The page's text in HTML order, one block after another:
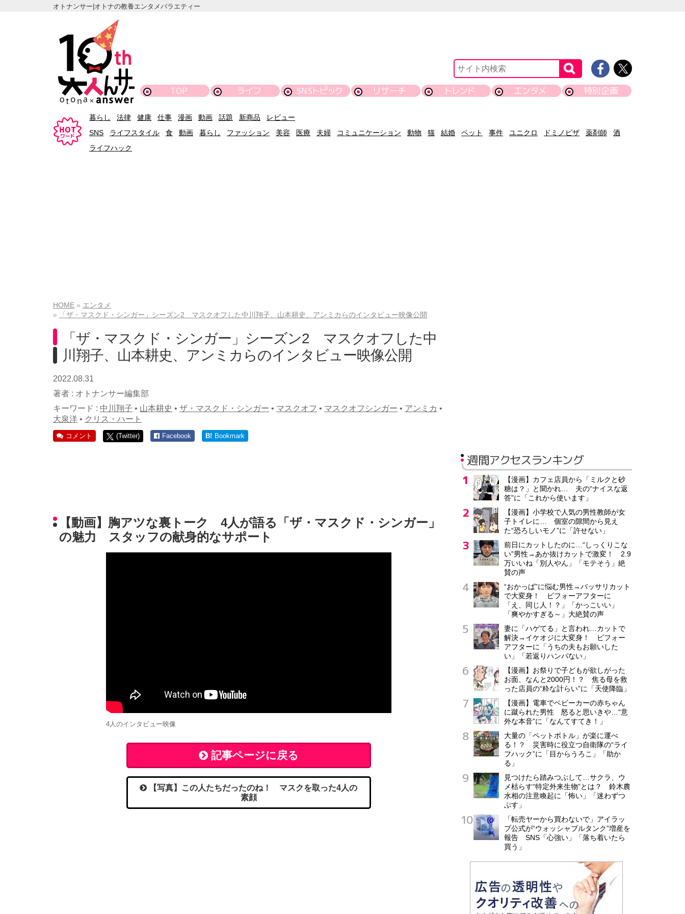
オトナンサー|オトナの教養エンタメバラエティー
TOP ライフ SNSトピック リサーチ トレンド エンタメ 特別企画
暮らし 法律 健康 仕事 漫画 動画 話題 新商品
レビュー
SNS
ライフスタイル 食 動画 暮らし ファッション 美容 医療 夫婦 コミュニケーション 動物 猫 結婚 ペット 事件 ユニクロ ドミノピザ 薬剤師
酒
ライフハック
HOME
エンタメ
「ザ・マスクド・シンガー」シーズン2 マスクオフした中川翔子、山本耕史、アンミカらのインタビュー映像公開
「ザ・マスクド・シンガー」シーズン2 マスクオフした中
川翔子、山本耕史、アンミカらのインタビュー映像公開
2022.08.31
著者 : オトナンサー編集部
キーワード : 中川翔子 • 山本耕史 • ザ・マスクド・シンガー • マスクオフ • マスクオフシンガー • アンミカ •
大泉洋 • クリス・ハート
コメント (Twitter) Facebook B! Bookmark
【動画】胸アツな裏トーク 4人が語る「ザ・マスクド・シンガー」
の魅力 スタッフの献身的なサポート
4人のインタビュー映像
記事ページに戻る
【写真】この人たちだったのね！ マスクを取った4人の
素顔
週間アクセスランキング
【漫画】カフェ店員から「ミルクと砂
糖は？」と聞かれ… 夫の“ナイスな返
答”に「これから使います」
【漫画】小学校で人気の男性教師が女
子トイレに… 個室の隙間から見え
た“恐ろしいモノ”に「許せない」
前日にカットしたのに…“しっくりこな
い”男性→あか抜けカットで激変！ 2.9
万いいね「別人やん」「モテそう」絶
賛の声
“おかっぱ”に悩む男性→バッサリカット
で大変身！ ビフォーアフターに
「え、同じ人！？」「かっこいい」
「爽やかすぎる～」大絶賛の声
妻に「ハゲてる」と言われ…カットで
解決→イケオジに大変身！ ビフォー
アフターに「うちの夫もお願いした
い」「若返りハンパない」
【漫画】お祭りで子どもが欲しがった
お面、なんと2000円！？ 焦る母を救
った店員の“粋な計らい”に「天使降臨」
【漫画】電車でベビーカーの赤ちゃん
に蹴られた男性 怒ると思いきや…“意
外な本音”に「なんてすてき！」
大量の「ペットボトル」が楽に運べ
る！？ 災害時に役立つ自衛隊の“ライ
フハック”に「目からうろこ」「助か
る」
見つけたら踏みつぶして…サクラ、ウ
メ枯らす“特定外来生物”とは？ 鈴木農
水相の注意喚起に「怖い」「迷わずつ
ぶす」
「転売ヤーから買わないで」アイラッ
プ公式が“ウォッシャブルタンク”増産を
報告 SNS「心強い」「落ち着いたら
買う」